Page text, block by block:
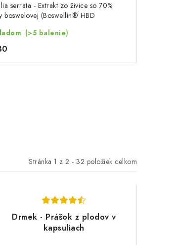
serrata - Extrakt zo živice so 70%
boswelovej (Boswellin®️ HBD
(>5 balenie)
Stránka 1 z 2 - 32 položiek celkom
Drmek - Prášok z plodov v
kapsuliach